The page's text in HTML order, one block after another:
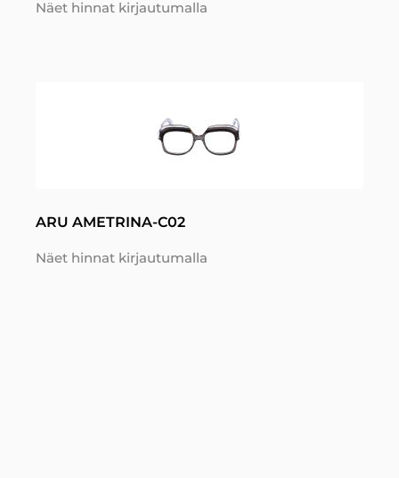
Näet hinnat kirjautumalla
ARU AMETRINA-C02
Näet hinnat kirjautumalla